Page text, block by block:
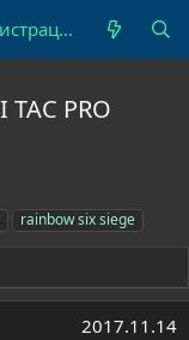
Регистрация
PRO
rainbow six siege
2017.11.14